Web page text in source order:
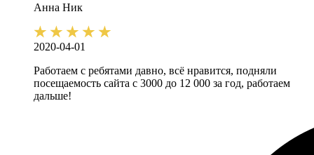
Анна Ник
2020-04-01
Работаем с ребятами давно, всё нравится, подняли
посещаемость сайта с 3000 до 12 000 за год, работаем
дальше!